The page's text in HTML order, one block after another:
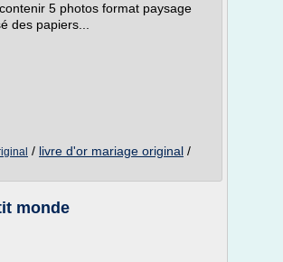
5 photos format paysage
des papiers...
/ livre d'or mariage original /
monde